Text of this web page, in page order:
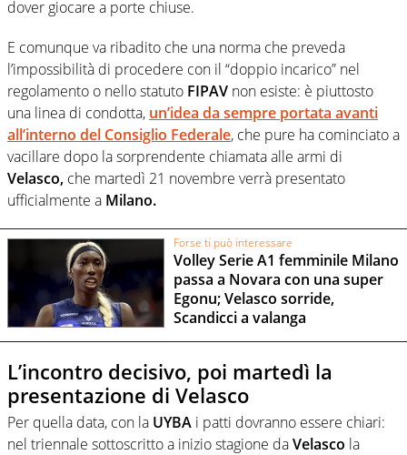
dover giocare a porte chiuse.
E comunque va ribadito che una norma che preveda
l’impossibilità di procedere con il “doppio incarico” nel
regolamento o nello statuto FIPAV non esiste: è piuttosto
una linea di condotta, un’idea da sempre portata avanti
all’interno del Consiglio Federale, che pure ha cominciato a
vacillare dopo la sorprendente chiamata alle armi di
Velasco, che martedì 21 novembre verrà presentato
ufficialmente a Milano.
Forse ti può interessare
Volley Serie A1 femminile Milano
passa a Novara con una super
Egonu; Velasco sorride,
Scandicci a valanga
L’incontro decisivo, poi martedì la
presentazione di Velasco
Per quella data, con la UYBA i patti dovranno essere chiari:
nel triennale sottoscritto a inizio stagione daVelasco la